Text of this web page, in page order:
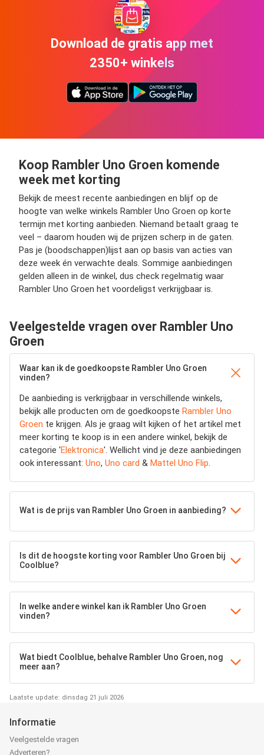
Download de gratis app met
2350+ winkels
Koop Rambler Uno Groen komende
week met korting
Bekijk de meest recente aanbiedingen en blijf op de
hoogte van welke winkels Rambler Uno Groen op korte
termijn met korting aanbieden. Niemand betaalt graag te
veel – daarom houden wij de prijzen scherp in de gaten.
Pas je (boodschappen)lijst aan op basis van acties van
deze week én verwachte deals. Sommige aanbiedingen
gelden alleen in de winkel, dus check regelmatig waar
Rambler Uno Groen het voordeligst verkrijgbaar is.
Veelgestelde vragen over Rambler Uno
Groen
Waar kan ik de goedkoopste Rambler Uno Groen
vinden?
De aanbieding is verkrijgbaar in verschillende winkels,
bekijk alle producten om de goedkoopste Rambler Uno
Groen te krijgen. Als je graag wilt kijken of het artikel met
meer korting te koop is in een andere winkel, bekijk de
categorie 'Elektronica'. Wellicht vind je deze aanbiedingen
ook interessant: Uno, Uno card & Mattel Uno Flip.
Wat is de prijs van Rambler Uno Groen in aanbieding?
Is dit de hoogste korting voor Rambler Uno Groen bij
Coolblue?
In welke andere winkel kan ik Rambler Uno Groen
vinden?
Wat biedt Coolblue, behalve Rambler Uno Groen, nog
meer aan?
Laatste update: dinsdag 21 juli 2026
Informatie
Veelgestelde vragen
Adverteren?